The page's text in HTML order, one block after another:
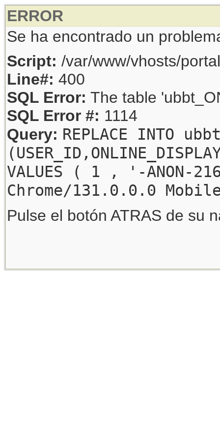
ERROR
Se ha encontrado un
Script: /var/www/vhosts/
Line#: 400
SQL Error: The table
SQL Error #: 1114
Query: REPLACE INTO
VALUES ( 1 , '-
Chrome/131.0.0.0
Pulse el botón ATRAS de su